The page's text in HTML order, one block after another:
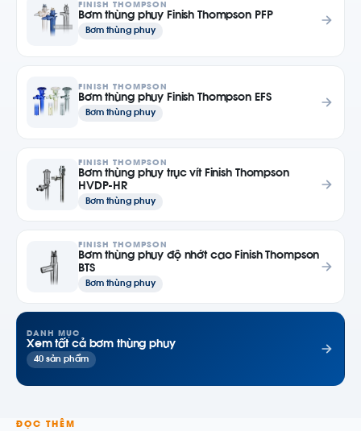
FINISH THOMPSON
Bơm thùng phuy Finish Thompson PFP
Bơm thùng phuy
FINISH THOMPSON
Bơm thùng phuy Finish Thompson EFS
Bơm thùng phuy
FINISH THOMPSON
Bơm thùng phuy trục vít Finish Thompson
HVDP-HR
Bơm thùng phuy
FINISH THOMPSON
Bơm thùng phuy độ nhớt cao Finish Thompson
BTS
Bơm thùng phuy
DANH MỤC
Xem tất cả bơm thùng phuy
40 sản phẩm
ĐỌC THÊM